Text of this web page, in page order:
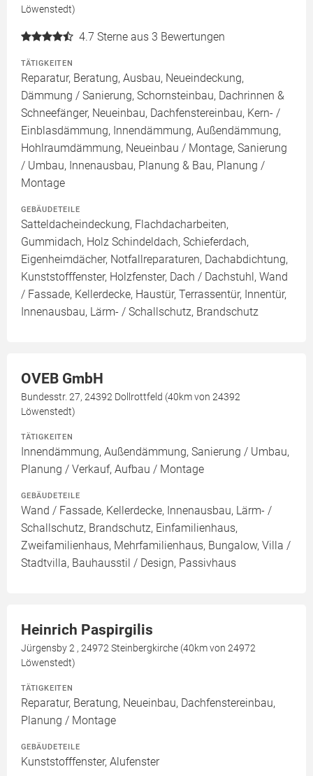
Löwenstedt)
4.7 Sterne aus 3 Bewertungen
TÄTIGKEITEN
Reparatur, Beratung, Ausbau, Neueindeckung,
Dämmung / Sanierung, Schornsteinbau, Dachrinnen &
Schneefänger, Neueinbau, Dachfenstereinbau, Kern- /
Einblasdämmung, Innendämmung, Außendämmung,
Hohlraumdämmung, Neueinbau / Montage, Sanierung
/ Umbau, Innenausbau, Planung & Bau, Planung /
Montage
GEBÄUDETEILE
Satteldacheindeckung, Flachdacharbeiten,
Gummidach, Holz Schindeldach, Schieferdach,
Eigenheimdächer, Notfallreparaturen, Dachabdichtung,
Kunststofffenster, Holzfenster, Dach / Dachstuhl, Wand
/ Fassade, Kellerdecke, Haustür, Terrassentür, Innentür,
Innenausbau, Lärm- / Schallschutz, Brandschutz
OVEB GmbH
Bundesstr. 27, 24392 Dollrottfeld (40km von 24392
Löwenstedt)
TÄTIGKEITEN
Innendämmung, Außendämmung, Sanierung / Umbau,
Planung / Verkauf, Aufbau / Montage
GEBÄUDETEILE
Wand / Fassade, Kellerdecke, Innenausbau, Lärm- /
Schallschutz, Brandschutz, Einfamilienhaus,
Zweifamilienhaus, Mehrfamilienhaus, Bungalow, Villa /
Stadtvilla, Bauhausstil / Design, Passivhaus
Heinrich Paspirgilis
Jürgensby 2 , 24972 Steinbergkirche (40km von 24972
Löwenstedt)
TÄTIGKEITEN
Reparatur, Beratung, Neueinbau, Dachfenstereinbau,
Planung / Montage
GEBÄUDETEILE
Kunststofffenster, Alufenster